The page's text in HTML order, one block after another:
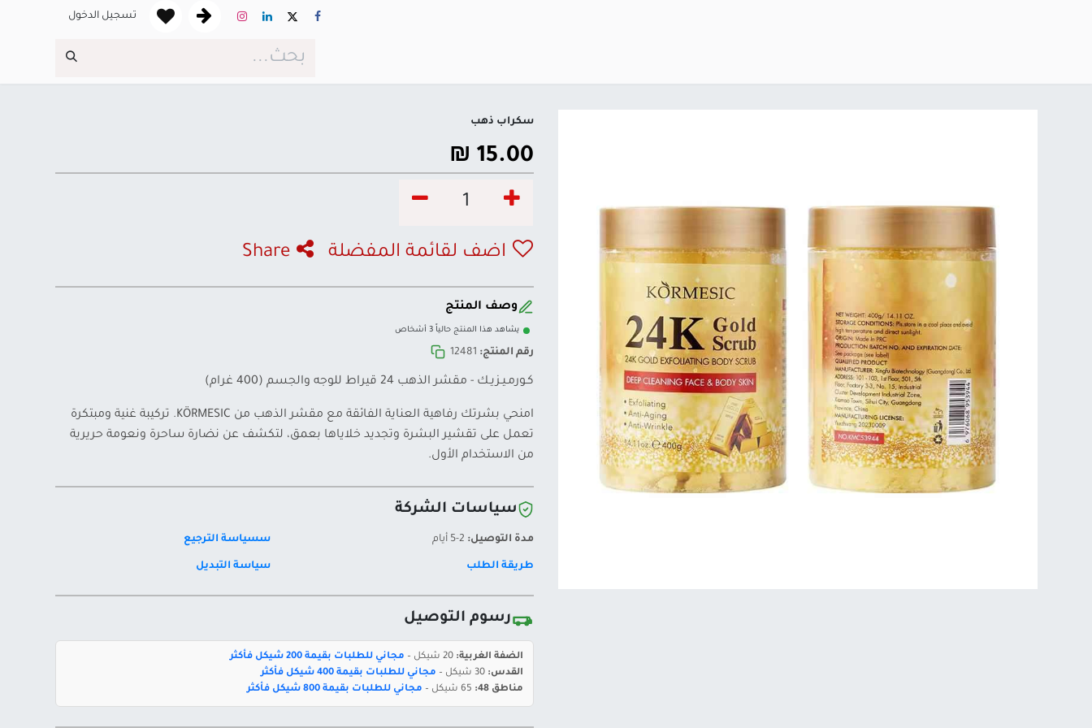
تسجيل الدخول
سكراب ذهب
15.00
₪
اضف لقائمة المفضلة Share
وصف المنتج
يشاهد هذا المنتج حالياً 3 أشخاص
رقم المنتج: 12481
كـورمـيـزيـك - مقشر الذهب 24 قيراط للوجه والجسم (400 غرام)
امنحي بشرتك رفاهية العناية الفائقة مع مقشر الذهب من KÖRMESIC. تركيبة غنية ومبتكرة
تعمل على تقشير البشرة وتجديد خلاياها بعمق، لتكشف عن نضارة ساحرة ونعومة حريرية
من الاستخدام الأول.
سياسات الشركة
مدة التوصيل: سسياسة الترجيع
طريقة الطلب سياسة التبديل
رسوم التوصيل
الضفة الغربية:
مجاني للطلبات بقيمة 200 شيكل فأكثر
القدس:
مجاني للطلبات بقيمة 400 شيكل فأكثر
مناطق 48:
مجاني للطلبات بقيمة 800 شيكل فأكثر